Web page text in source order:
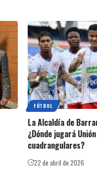
FÚTBOL
La Alcaldía de
¿Dónde jugará
cuadrangulares?
22 de abril de 2026